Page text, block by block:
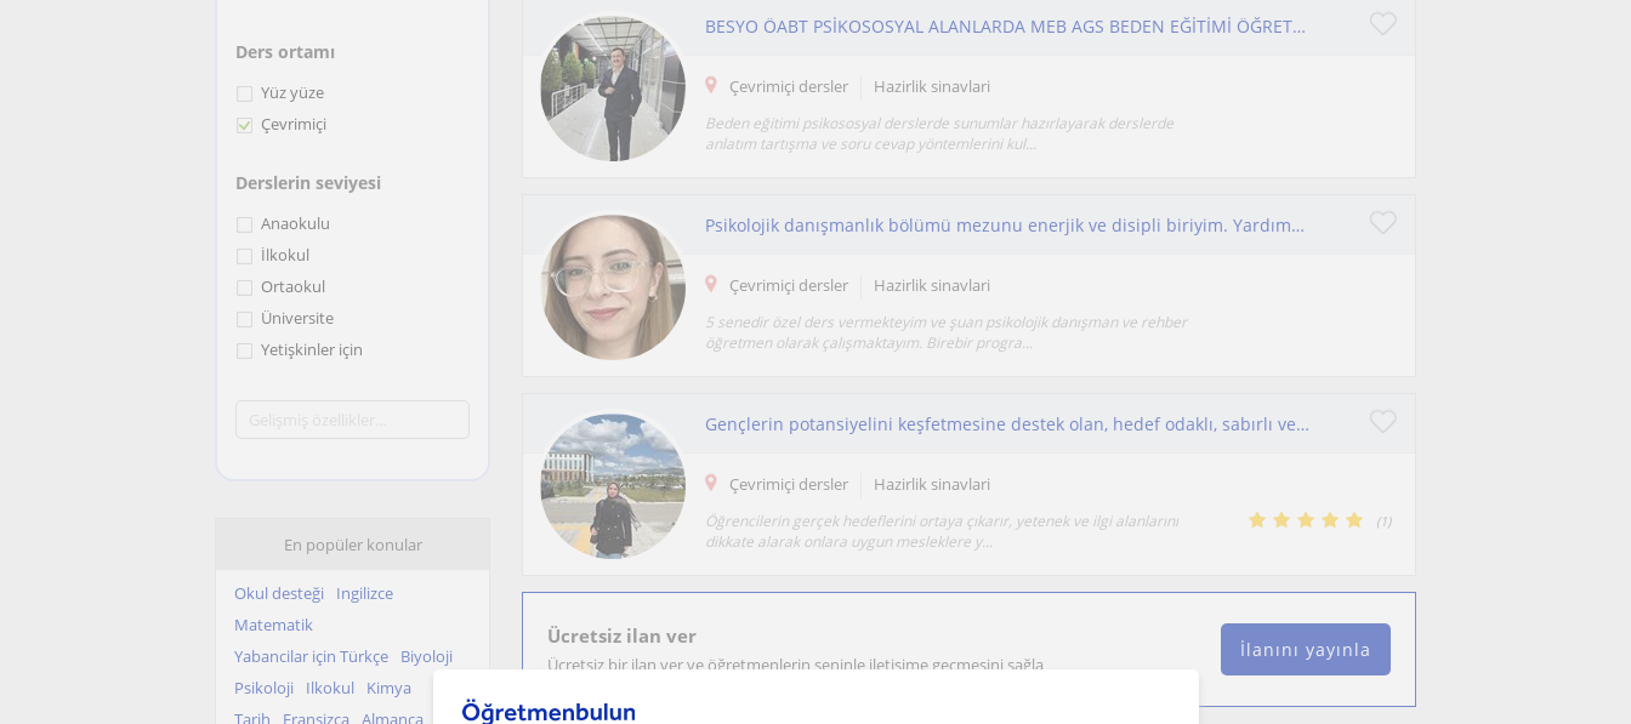
Ders ortamı
Yüz yüze
Çevrimiçi
Derslerin seviyesi
Anaokulu
İlkokul
Ortaokul
Üniversite
Yetişkinler için
En popüler konular
Okul desteği
Ingilizce
Matematik
Yabancilar için Türkçe
Biyoloji
Psikoloji
Ilkokul
Kimya
Tarih
Fransizca
Almanca
BESYO ÖABT PSİKOSOSYAL ALANLARDA MEB AGS BEDEN EĞİTİMİ ÖĞRETMENLİĞİ ADAYLARINA YÖNELİK MODERN ÖĞRETİM YÖNTEM VE TEKNİKLER EŞLİĞİNDE ÇEVRİMİÇİ DERSLER VERİYORUM
Çevrimiçi dersler Hazirlik sinavlari
Beden eğitimi psikososyal derslerde sunumlar hazırlayarak derslerde
anlatım tartışma ve soru cevap yöntemlerini kul...
Psikolojik danışmanlık bölümü mezunu enerjik ve disipli biriyim. Yardımcı olmaktan mutluluk duyarım
Çevrimiçi dersler Hazirlik sinavlari
5 senedir özel ders vermekteyim ve şuan psikolojik danışman ve rehber
öğretmen olarak çalışmaktayım. Birebir progra...
Gençlerin potansiyelini keşfetmesine destek olan, hedef odaklı, sabırlı ve motive edici bir eğitim danışmanıyım.
Çevrimiçi dersler Hazirlik sinavlari
Öğrencilerin gerçek hedeflerini ortaya çıkarır, yetenek ve ilgi alanlarını
dikkate alarak onlara uygun mesleklere y...
(1)
Ücretsiz ilan ver
Ücretsiz bir ilan ver ve öğretmenlerin seninle iletişime geçmesini sağla
İlanını yayınla